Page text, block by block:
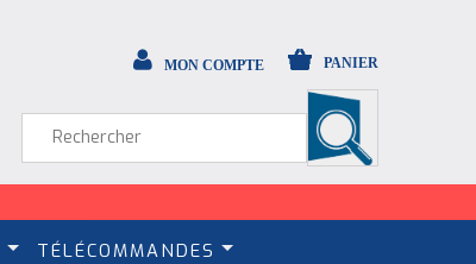
MON COMPTE PANIER
TÉLÉCOMMANDES